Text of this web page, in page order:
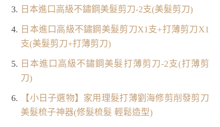
日本進口高級不鏽鋼美髮剪刀-2支(美髮剪刀)
日本進口高級不鏽鋼美髮剪刀X1支+打薄剪刀X1
支(美髮剪刀+打薄剪刀)
日本進口高級不鏽鋼美髮打薄剪刀-2支(打薄剪
刀)
【小日子選物】家用理髮打薄劉海修剪削發剪刀
美髮梳子神器(修髮梳髮 輕鬆造型)